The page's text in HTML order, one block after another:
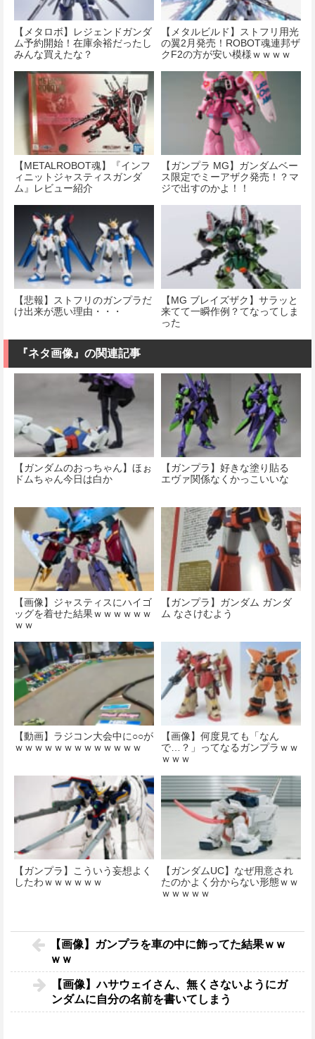
【メタロボ】レジェンドガンダ
ム予約開始！在庫余裕だったし
みんな買えたな？
【メタルビルド】ストフリ用光
の翼2月発売！ROBOT魂連邦ザ
クF2の方が安い模様ｗｗｗｗ
【METALROBOT魂】『インフ
ィニットジャスティスガンダ
ム』レビュー紹介
【ガンプラ MG】ガンダムベー
ス限定でミーアザク発売！？マ
ジで出すのかよ！！
【悲報】ストフリのガンプラだ
け出来が悪い理由・・・
【MG ブレイズザク】サラッと
来てて一瞬作例？てなってしま
った
『ネタ画像』の関連記事
【ガンダムのおっちゃん】ほぉ
ドムちゃん今日は白か
【ガンプラ】好きな塗り貼る
エヴァ関係なくかっこいいな
【画像】ジャスティスにハイゴ
ッグを着せた結果ｗｗｗｗｗｗ
ｗｗ
【ガンプラ】ガンダム ガンダ
ム なさけむよう
【動画】ラジコン大会中に○○が
ｗｗｗｗｗｗｗｗｗｗｗｗｗ
【画像】何度見ても「なん
で…？」ってなるガンプラｗｗ
ｗｗｗ
【ガンプラ】こういう妄想よく
したわｗｗｗｗｗｗ
【ガンダムUC】なぜ用意され
たのかよく分からない形態ｗｗ
ｗｗｗｗｗ
【画像】ガンプラを車の中に飾ってた結果ｗｗ
ｗｗ
【画像】ハサウェイさん、無くさないようにガ
ンダムに自分の名前を書いてしまう